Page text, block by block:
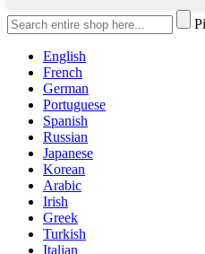
English
French
German
Portuguese
Spanish
Russian
Japanese
Korean
Arabic
Irish
Greek
Turkish
Italian